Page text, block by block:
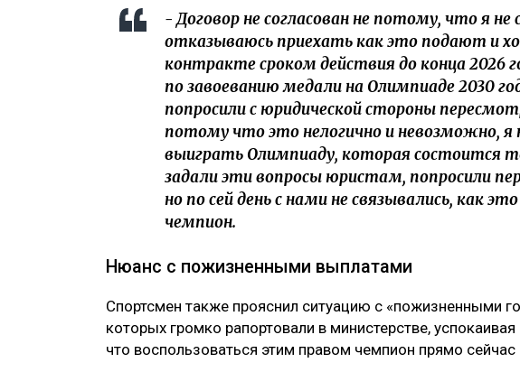
- Договор не согласован не потому, что я не
отказываюсь приехать как это подают и
контракте сроком действия до конца 2026
по завоеванию медали на Олимпиаде 2030
попросили с юридической стороны
потому что это нелогично и невозможно, я
выиграть Олимпиаду, которая состоится
задали эти вопросы юристам, попросили
но по сей день с нами не связывались, как
чемпион.
Нюанс с пожизненными выплатами
Спортсмен также прояснил ситуацию с «пожизненными
которых громко рапортовали в министерстве,
что воспользоваться этим правом чемпион прямо